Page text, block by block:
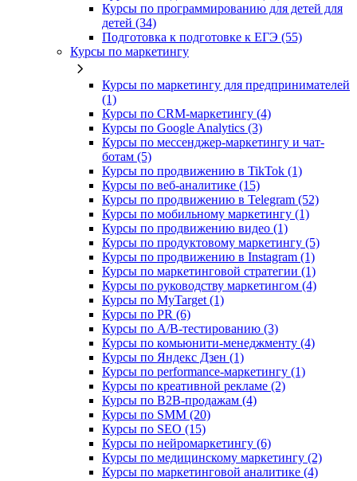
Курсы по программированию для детей для
детей (34)
Подготовка к подготовке к ЕГЭ (55)
Курсы по маркетингу
Курсы по маркетингу для предпринимателей
(1)
Курсы по CRM-маркетингу (4)
Курсы по Google Analytics (3)
Курсы по мессенджер-маркетингу и чат-
ботам (5)
Курсы по продвижению в TikTok (1)
Курсы по веб-аналитике (15)
Курсы по продвижению в Telegram (52)
Курсы по мобильному маркетингу (1)
Курсы по продвижению видео (1)
Курсы по продуктовому маркетингу (5)
Курсы по продвижению в Instagram (1)
Курсы по маркетинговой стратегии (1)
Курсы по руководству маркетингом (4)
Курсы по MyTarget (1)
Курсы по PR (6)
Курсы по A/B-тестированию (3)
Курсы по комьюнити-менеджменту (4)
Курсы по Яндекс Дзен (1)
Курсы по performance-маркетингу (1)
Курсы по креативной рекламе (2)
Курсы по B2B-продажам (4)
Курсы по SMM (20)
Курсы по SEO (15)
Курсы по нейромаркетингу (6)
Курсы по медицинскому маркетингу (2)
Курсы по маркетинговой аналитике (4)